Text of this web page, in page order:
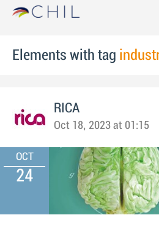
Elements with tag
RICA
Oct 18, 2023 at 01:15
OCT
24